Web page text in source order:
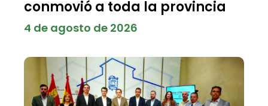
conmovió a toda la provincia
4 de agosto de 2026